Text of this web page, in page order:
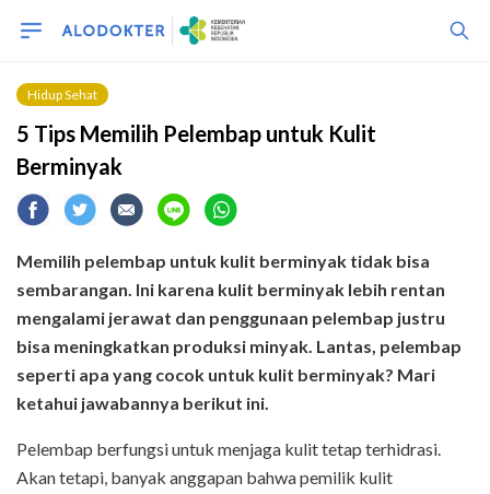
Hidup Sehat
5 Tips Memilih Pelembap untuk Kulit
Berminyak
Memilih pelembap untuk kulit berminyak tidak bisa
sembarangan. Ini karena kulit berminyak lebih rentan
mengalami jerawat dan penggunaan pelembap justru
bisa meningkatkan produksi minyak. Lantas, pelembap
seperti apa yang cocok untuk kulit berminyak? Mari
ketahui jawabannya berikut ini.
Pelembap berfungsi untuk menjaga kulit tetap terhidrasi.
Akan tetapi, banyak anggapan bahwa pemilik kulit